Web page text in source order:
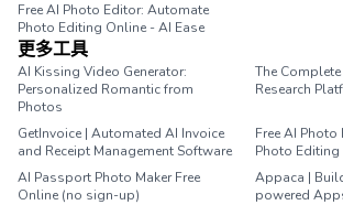
Free AI Photo Editor: Automate
Photo Editing Online - AI Ease
更多工具
AI Kissing Video Generator:
Personalized Romantic from
Photos
The
Research
GetInvoice | Automated AI Invoice
and Receipt Management Software
Free AI
Photo Editing
AI Passport Photo Maker Free
Online (no sign-up)
Appaca |
powered